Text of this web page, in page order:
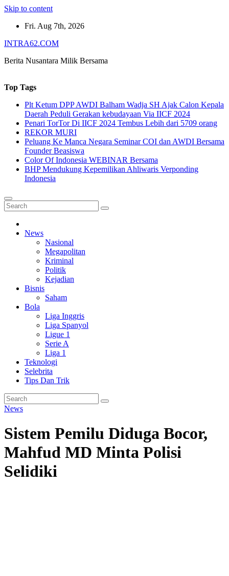
Skip to content
Fri. Aug 7th, 2026
INTRA62.COM
Berita Nusantara Milik Bersama
Top Tags
Plt Ketum DPP AWDI Balham Wadja SH Ajak Calon Kepala
Daerah Peduli Gerakan kebudayaan Via IICF 2024
Penari TorTor Di IICF 2024 Tembus Lebih dari 5709 orang
REKOR MURI
Peluang Ke Manca Negara Seminar COI dan AWDI Bersama
Founder Beasiswa
Color Of Indonesia WEBINAR Bersama
BHP Mendukung Kepemilikan Ahliwaris Verponding
Indonesia
News
Nasional
Megapolitan
Kriminal
Politik
Kejadian
Bisnis
Saham
Bola
Liga Inggris
Liga Spanyol
Ligue 1
Serie A
Liga 1
Teknologi
Selebrita
Tips Dan Trik
News
Sistem Pemilu Diduga Bocor,
Mahfud MD Minta Polisi
Selidiki